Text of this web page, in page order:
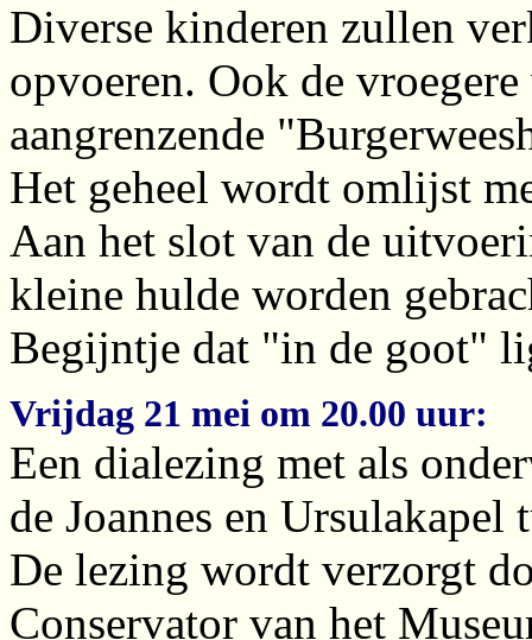
Diverse kinderen zullen
opvoeren. Ook de
aangrenzende
Het geheel wordt omlijst
Aan het slot van de
kleine hulde worden
Begijntje dat "in de goot"
Vrijdag 21 mei om 20.00 uur:
Een dialezing met als
de Joannes en Ursulakapel
De lezing wordt verzorgt
Conservator van het